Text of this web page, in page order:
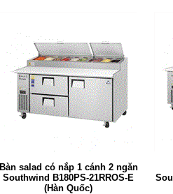
Bàn salad có nắp 1 cánh 2 ngăn
Southwind B180PS-21RROS-E
(Hàn Quốc)